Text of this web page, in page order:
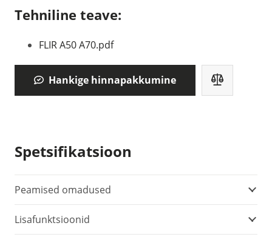
Tehniline teave:
FLIR A50 A70.pdf
Hankige hinnapakkumine
Spetsifikatsioon
Peamised omadused
Lisafunktsioonid